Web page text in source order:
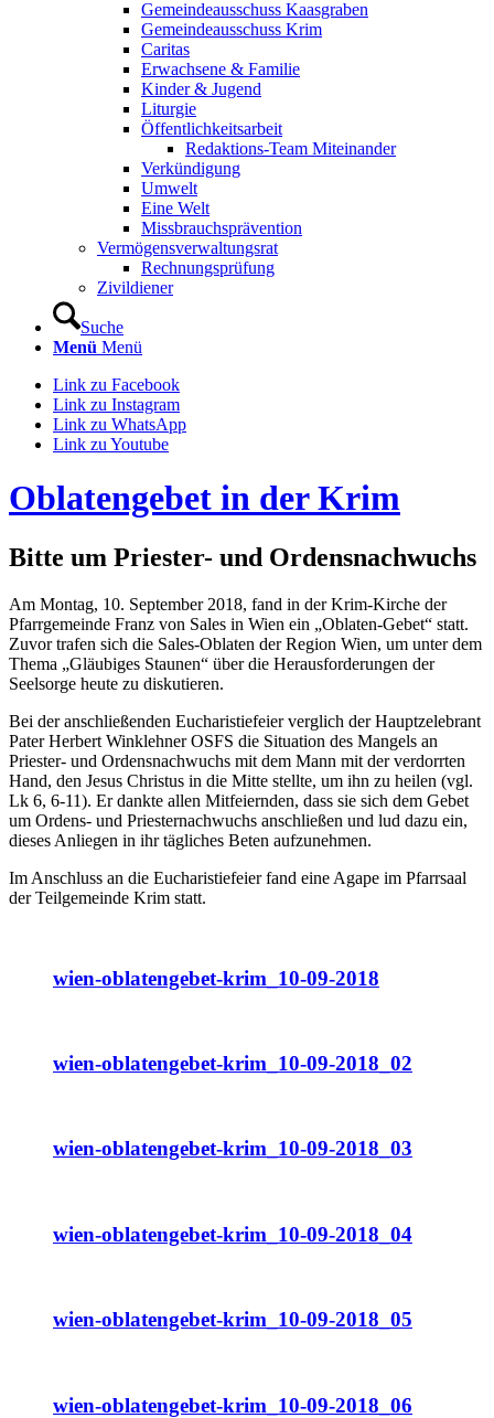
Gemeindeausschuss Kaasgraben
Gemeindeausschuss Krim
Caritas
Erwachsene & Familie
Kinder & Jugend
Liturgie
Öffentlichkeitsarbeit
Redaktions-Team Miteinander
Verkündigung
Umwelt
Eine Welt
Missbrauchsprävention
Vermögensverwaltungsrat
Rechnungsprüfung
Zivildiener
Suche
Menü Menü
Link zu Facebook
Link zu Instagram
Link zu WhatsApp
Link zu Youtube
Oblatengebet in der Krim
Bitte um Priester- und Ordensnachwuchs
Am Montag, 10. September 2018, fand in der Krim-Kirche der
Pfarrgemeinde Franz von Sales in Wien ein „Oblaten-Gebet“ statt.
Zuvor trafen sich die Sales-Oblaten der Region Wien, um unter dem
Thema „Gläubiges Staunen“ über die Herausforderungen der
Seelsorge heute zu diskutieren.
Bei der anschließenden Eucharistiefeier verglich der Hauptzelebrant
Pater Herbert Winklehner OSFS die Situation des Mangels an
Priester- und Ordensnachwuchs mit dem Mann mit der verdorrten
Hand, den Jesus Christus in die Mitte stellte, um ihn zu heilen (vgl.
Lk 6, 6-11). Er dankte allen Mitfeiernden, dass sie sich dem Gebet
um Ordens- und Priesternachwuchs anschließen und lud dazu ein,
dieses Anliegen in ihr tägliches Beten aufzunehmen.
Im Anschluss an die Eucharistiefeier fand eine Agape im Pfarrsaal
der Teilgemeinde Krim statt.
wien-oblatengebet-krim_10-09-2018
wien-oblatengebet-krim_10-09-2018_02
wien-oblatengebet-krim_10-09-2018_03
wien-oblatengebet-krim_10-09-2018_04
wien-oblatengebet-krim_10-09-2018_05
wien-oblatengebet-krim_10-09-2018_06